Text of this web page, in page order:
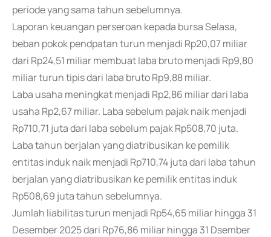
periode yang sama tahun sebelumnya.
Laporan keuangan perseroan kepada bursa Selasa,
beban pokok pendpatan turun menjadi Rp20,07 miliar
dari Rp24,51 miliar membuat laba bruto menjadi Rp9,80
miliar turun tipis dari laba bruto Rp9,88 miliar.
Laba usaha meningkat menjadi Rp2,86 miliar dari laba
usaha Rp2,67 miliar. Laba sebelum pajak naik menjadi
Rp710,71 juta dari laba sebelum pajak Rp508,70 juta.
Laba tahun berjalan yang diatribusikan ke pemilik
entitas induk naik menjadi Rp710,74 juta dari laba tahun
berjalan yang diatribusikan ke pemilik entitas induk
Rp508,69 juta tahun sebelumnya.
Jumlah liabilitas turun menjadi Rp54,65 miliar hingga 31
Desember 2025 dari Rp76,86 miliar hingga 31 Dsember